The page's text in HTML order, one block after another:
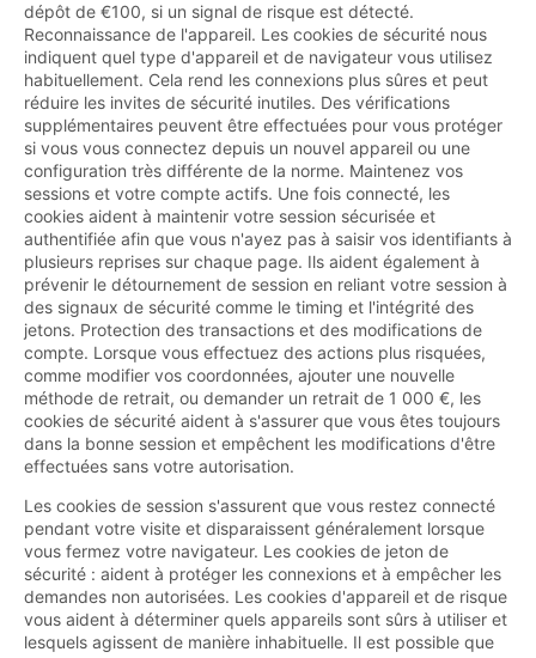
dépôt de €100, si un signal de risque est détecté.
Reconnaissance de l'appareil. Les cookies de sécurité nous
indiquent quel type d'appareil et de navigateur vous utilisez
habituellement. Cela rend les connexions plus sûres et peut
réduire les invites de sécurité inutiles. Des vérifications
supplémentaires peuvent être effectuées pour vous protéger
si vous vous connectez depuis un nouvel appareil ou une
configuration très différente de la norme. Maintenez vos
sessions et votre compte actifs. Une fois connecté, les
cookies aident à maintenir votre session sécurisée et
authentifiée afin que vous n'ayez pas à saisir vos identifiants à
plusieurs reprises sur chaque page. Ils aident également à
prévenir le détournement de session en reliant votre session à
des signaux de sécurité comme le timing et l'intégrité des
jetons. Protection des transactions et des modifications de
compte. Lorsque vous effectuez des actions plus risquées,
comme modifier vos coordonnées, ajouter une nouvelle
méthode de retrait, ou demander un retrait de 1 000 €, les
cookies de sécurité aident à s'assurer que vous êtes toujours
dans la bonne session et empêchent les modifications d'être
effectuées sans votre autorisation.
Les cookies de session s'assurent que vous restez connecté
pendant votre visite et disparaissent généralement lorsque
vous fermez votre navigateur. Les cookies de jeton de
sécurité : aident à protéger les connexions et à empêcher les
demandes non autorisées. Les cookies d'appareil et de risque
vous aident à déterminer quels appareils sont sûrs à utiliser et
lesquels agissent de manière inhabituelle. Il est possible que